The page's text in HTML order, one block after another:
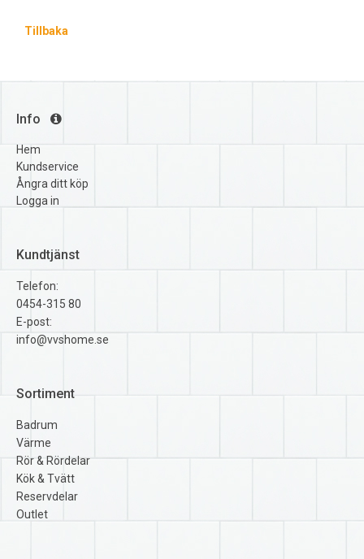
Tillbaka
Info
Hem
Kundservice
Ångra ditt köp
Logga in
Kundtjänst
Telefon:
0454-315 80
E-post:
info@vvshome.se
Sortiment
Badrum
Värme
Rör & Rördelar
Kök & Tvätt
Reservdelar
Outlet